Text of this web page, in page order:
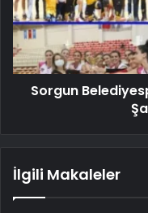
Sorgun
İlgili Makaleler